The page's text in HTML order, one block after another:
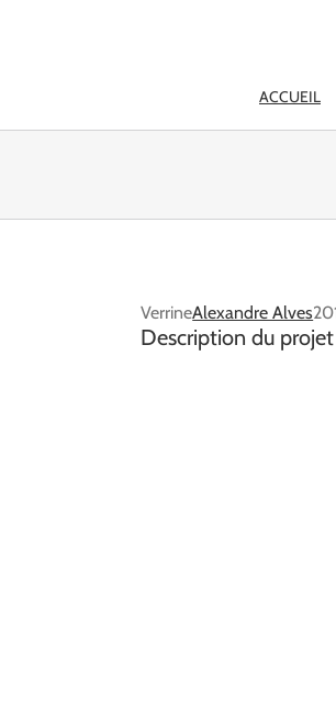
ACCUEIL
VerrineAlexandre Alves
Description du projet